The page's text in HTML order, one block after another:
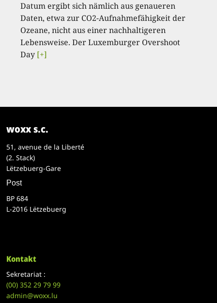
Datum ergibt sich nämlich aus genaueren
Daten, etwa zur CO2-Aufnahmefähigkeit der
Ozeane, nicht aus einer nachhaltigeren
Lebensweise. Der Luxemburger Overshoot
Day [+]
woxx s.c.
51, avenue de la Liberté
(2. Stack)
Lëtzebuerg-Gare
Post
BP 684
L-2016 Lëtzebuerg
Kontakt
Sekretariat :
(00)352 29 79 99
admin@woxx.lu